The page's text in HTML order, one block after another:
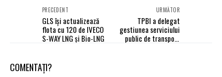
PRECEDENT
GLS își actualizează
flota cu 120 de IVECO
S-WAY LNG și Bio-LNG
URMĂTOR
TPBI a delegat
gestiunea serviciului
public de transport
COMENTAȚI?